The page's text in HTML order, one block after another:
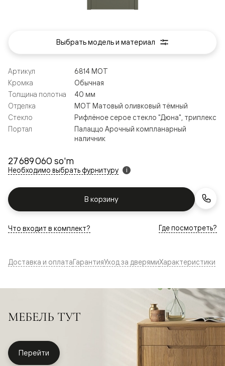
27 689 060 so'm
Необходимо выбрать фурнитуру i
В корзину
Артикул
6814 МОТ
Кромка
Обычная
Толщина полотна
40 мм
Отделка
МОТ Матовый оливковый тёмный
Стекло
Рифлёное серое стекло "Дюна", триплекс
Портал
Палаццо Арочный компланарный
наличник
Что входит в комплект? Где посмотреть?
Выбрать модель и материал
Доставка и оплатаГарантияУход за дверямиХарактеристики
МЕБЕЛЬ ТУТ
Перейти